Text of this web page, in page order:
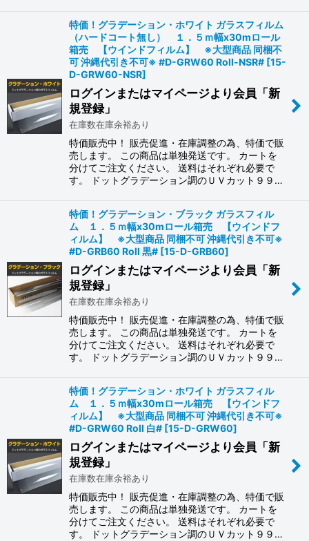
特価！グラデーション・ホワイト ガラスフィルム
（ハードコート無し） １．５ｍ幅x30mロール
箱売 【ウインドフィルム】 ※大型商品 同梱不
可 沖縄代引き不可※ #D-GRW60 Roll-NSR# [15-
D-GRW60-NSR]
ログインまたはマイページより会員「新
規登録」
在庫数在庫余裕あり
特価販売中！ 販売促進・在庫調整の為、特価で販
売します。 この商品は単独発送です。 カートを
分けてご注文ください。 送料はそれぞれ必要で
す。 ドットグラデーション調のＵＶカット９９…
特価！グラデーション・ブラック ガラスフィル
ム １．５ｍ幅x30mロール箱売 【ウインドフ
ィルム】 ※大型商品 同梱不可 沖縄代引き不可※
#D-GRB60 Roll 黒# [15-D-GRB60]
ログインまたはマイページより会員「新
規登録」
在庫数在庫余裕あり
特価販売中！ 販売促進・在庫調整の為、特価で販
売します。 この商品は単独発送です。 カートを
分けてご注文ください。 送料はそれぞれ必要で
す。 ドットグラデーション調のＵＶカット９９…
特価！グラデーション・ホワイト ガラスフィル
ム １．５ｍ幅x30mロール箱売 【ウインドフ
ィルム】 ※大型商品 同梱不可 沖縄代引き不可※
#D-GRW60 Roll 白# [15-D-GRW60]
ログインまたはマイページより会員「新
規登録」
在庫数在庫余裕あり
特価販売中！ 販売促進・在庫調整の為、特価で販
売します。 この商品は単独発送です。 カートを
分けてご注文ください。 送料はそれぞれ必要で
す。 ドットグラデーション調のＵＶカット９９…